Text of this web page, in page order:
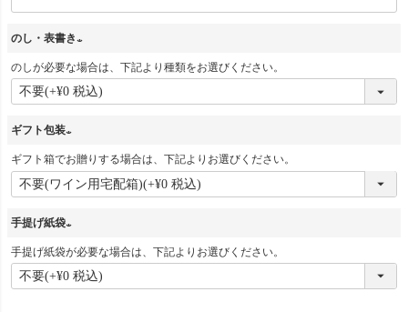
のし・表書き
(
必
のしが必要な場合は、下記より種類をお選びください。
ギフト包装
(
必
)
ギフト箱でお贈りする場合は、下記よりお選びください。
手提げ紙袋
(
必
手提げ紙袋が必要な場合は、下記よりお選びください。